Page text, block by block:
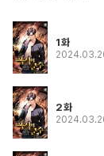
1화
2화